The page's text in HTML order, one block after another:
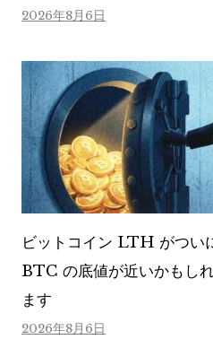
2026年8月6日
ビットコイン LTH がつい
BTC の底値が近いかもし
ます
2026年8月6日